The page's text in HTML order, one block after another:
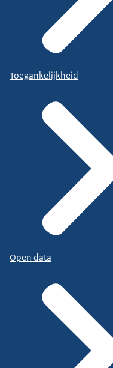
Toegankelijkheid
Open data